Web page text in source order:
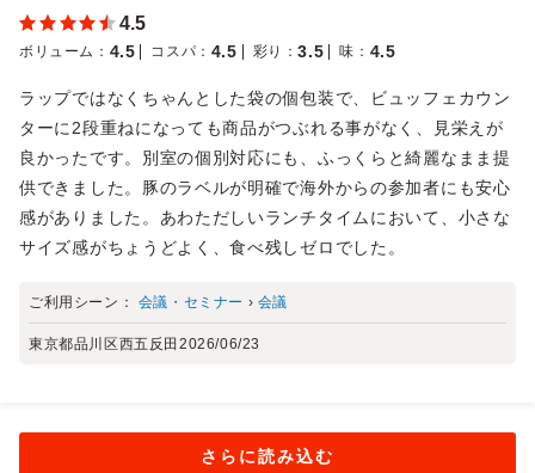
4.5
ボリューム ： 4.5 コスパ ： 4.5 彩り ：3.5 味 ： 4.5
ラップではなくちゃんとした袋の個包装で、ビュッフェカウン
ターに2段重ねになっても商品がつぶれる事がなく、見栄えが
良かったです。別室の個別対応にも、ふっくらと綺麗なまま提
供できました。豚のラベルが明確で海外からの参加者にも安心
感がありました。あわただしいランチタイムにおいて、小さな
サイズ感がちょうどよく、食べ残しゼロでした。
ご利用シーン： 会議・セミナー › 会議
東京都品川区西五反田 2026/06/23
さらに読み込む